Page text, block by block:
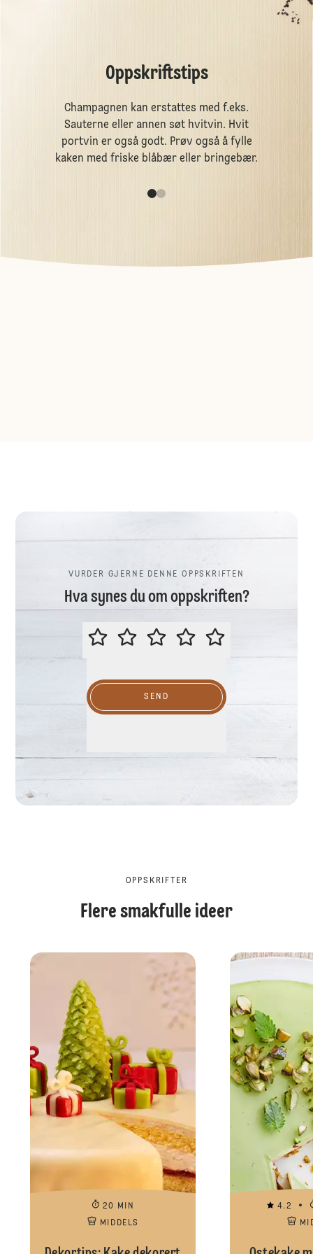
Oppskriftstips
Champagnen kan erstattes med f.eks.
Sauterne eller annen søt hvitvin. Hvit
portvin er også godt. Prøv også å fylle
kaken med friske blåbær eller bringebær.
VURDER GJERNE DENNE OPPSKRIFTEN
Hva synes du om oppskriften?
VURDER GJERNE DENNE
SEND
OPPSKRIFTER
Flere smakfulle ideer
20 MIN
MIDDELS
4.2